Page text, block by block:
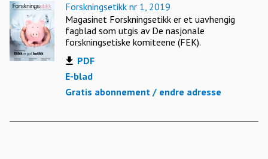
Forskningsetikk nr 1, 2019
Magasinet Forskningsetikk er et uavhengig
fagblad som utgis av De nasjonale
forskningsetiske komiteene (FEK).
PDF
E-blad
Gratis abonnement / endre adresse